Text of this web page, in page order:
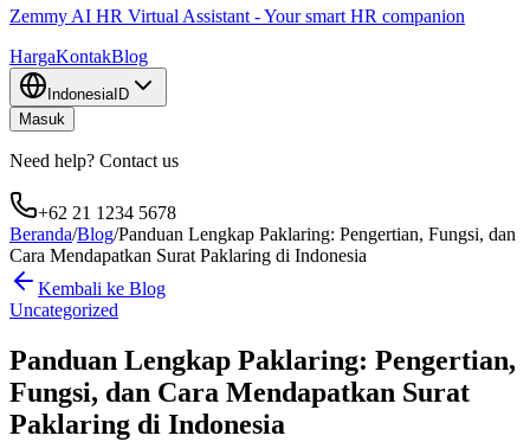
Zemmy AI HR Virtual Assistant - Your smart HR companion
HargaKontakBlog
IndonesiaID
Masuk
Need help? Contact us
+62 21 1234 5678
Beranda/Blog/Panduan Lengkap Paklaring: Pengertian, Fungsi, dan
Cara Mendapatkan Surat Paklaring di Indonesia
Kembali ke Blog
Uncategorized
Panduan Lengkap Paklaring: Pengertian,
Fungsi, dan Cara Mendapatkan Surat
Paklaring di Indonesia